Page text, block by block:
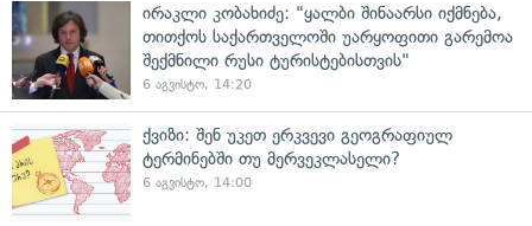
ირაკლი კობახიძე: "ყალბი შინაარსი იქმნება,
თითქოს საქართველოში უარყოფითი გარემოა
შექმნილი რუსი ტურისტებისთვის"
6 აგვისტო, 14:20
ქვიზი: შენ უკეთ ერკვევი გეოგრაფიულ
ტერმინებში თუ მერვეკლასელი?
6 აგვისტო, 14:00